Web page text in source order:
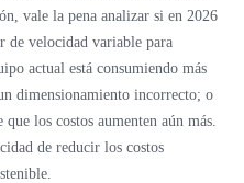
vale la pena analizar si en 2026
de velocidad variable para
actual está consumiendo más
dimensionamiento incorrecto; o
los costos aumenten aún más.
de reducir los costos